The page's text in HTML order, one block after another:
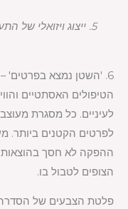
5. ייצוג ויזואלי של
6. 'השטן נמצא בפרטים' – האסתטיקה והטיפולים החזותיים
לעיניים. כל מסגרת
לפרטים הקטנים ביותר.
ההפקה לא חסך בהוצאות
הצופים לטבול בו.
פלטת הצבעים של